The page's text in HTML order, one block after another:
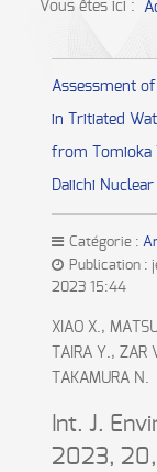
Vous êtes ici :
Assessment of
in Tritiated
from Tomioka
Daiichi
Catégorie :
Publication :
2023 15:44
XIAO X.,
TAIRA Y., ZAR
TAKAMURA N.
Int. J.
2023,